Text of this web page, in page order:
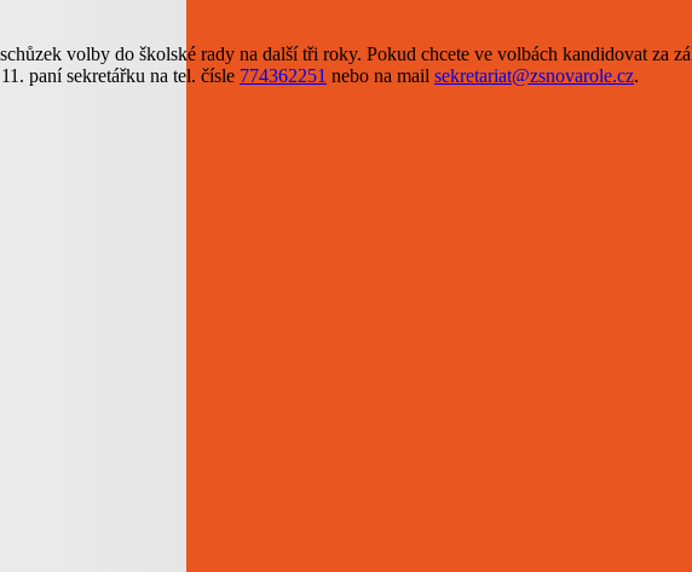
volby do školské rady na další tři roky. Pokud chcete ve volbách kandidovat za
paní sekretářku na tel. čísle 774362251 nebo na mail sekretariat@zsnovarole.cz.